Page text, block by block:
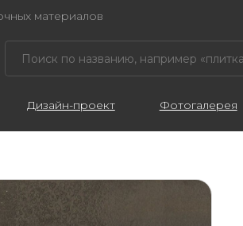
материалов
Дизайн-проект Фотогалерея